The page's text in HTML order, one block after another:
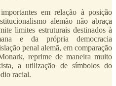
em relação à posição
alemão não abraça
limites estruturais destinados à
e da própria democracia
penal alemã, em comparação
reprime de maneira muito
a utilização de símbolos do
racial.